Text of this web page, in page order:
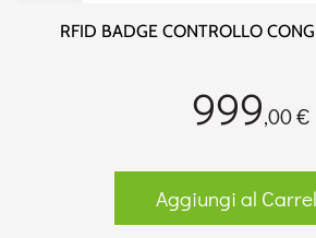
RFID BADGE CONTROLLO
999,00 €
Aggiungi al